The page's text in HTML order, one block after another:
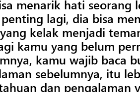
menarik hati seorang
lagi, dia bisa
kelak menjadi
kamu yang belum
kamu wajib baca
sebelumnya, itu
dan pengalaman